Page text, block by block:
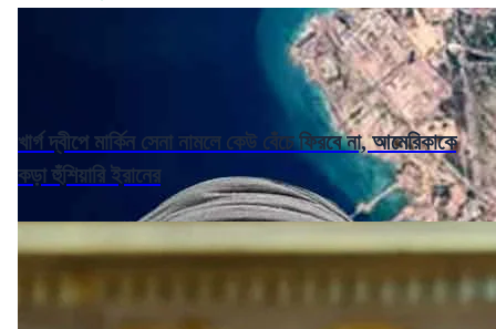
খার্গ দ্বীপে মার্কিন সেনা নামলে কেউ বেঁচে ফিরবে না, আমেরিকাকে
কড়া হুঁশিয়ারি ইরানের